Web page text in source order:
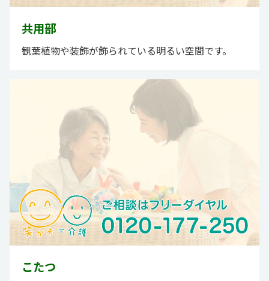
共用部
観葉植物や装飾が飾られている明るい空間です。
こたつ